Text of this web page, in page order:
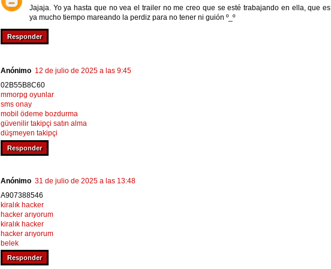
Jajaja. Yo ya hasta que no vea el trailer no me creo que se esté trabajando en ella, que es
ya mucho tiempo mareando la perdiz para no tener ni guión º_º
Responder
Anónimo 12 de julio de 2025 a las 9:45
02B55B8C60
mmorpg oyunlar
sms onay
mobil ödeme bozdurma
güvenilir takipçi satın alma
düşmeyen takipçi
Responder
Anónimo 31 de julio de 2025 a las 13:48
A907388546
kiralık hacker
hacker arıyorum
kiralık hacker
hacker arıyorum
belek
Responder